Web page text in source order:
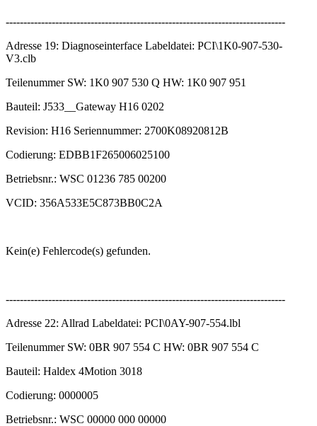
-------------------------------------------------------------------------------
Adresse 19: Diagnoseinterface Labeldatei: PCI\1K0-907-530-
V3.clb
Teilenummer SW: 1K0 907 530 Q HW: 1K0 907 951
Bauteil: J533__Gateway H16 0202
Revision: H16 Seriennummer: 2700K08920812B
Codierung: EDBB1F265006025100
Betriebsnr.: WSC 01236 785 00200
VCID: 356A533E5C873BB0C2A
Kein(e) Fehlercode(s) gefunden.
-------------------------------------------------------------------------------
Adresse 22: Allrad Labeldatei: PCI\0AY-907-554.lbl
Teilenummer SW: 0BR 907 554 C HW: 0BR 907 554 C
Bauteil: Haldex 4Motion 3018
Codierung: 0000005
Betriebsnr.: WSC 00000 000 00000